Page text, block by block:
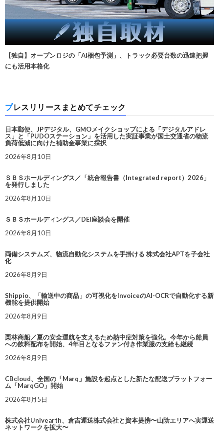
【独自】オープンロジの「AI梱包予測」、トラック必要台数の迅速把握
にも活用本格化
プレスリリースまとめてチェック
日本郵便、JPデジタル、GMOメイクショップによる「デジタルアドレ
ス」と「PUDOステーション」を活用した実証事業が国土交通省の物流
負荷低減に向けた補助金事業に採択
2026年8月10日
ＳＢＳホールディングス／「統合報告書（Integrated report）2026」
を発行しました
2026年8月10日
ＳＢＳホールディングス／DEI座談会を開催
2026年8月10日
両備システムズ、物流自動化システムを手掛ける 株式会社APTを子会社
化
2026年8月9日
Shippio、「輸送中の商品」の可視化をInvoiceのAI-OCRで自動化する新
機能を提供開始
2026年8月9日
栗林商船／夏の安全運航を支えるため熱中症対策を強化。今年から船員
への飲料配布を開始、4年目となるファン付き作業服の支給も継続
2026年8月9日
CBcloud、全国の「Marq」施設を起点とした新たな配送プラットフォー
ム「MarqGO」開始
2026年8月5日
株式会社Univearth、倉吉運送株式会社と資本提携〜山陰エリアへ実運送
ネットワークを拡大〜